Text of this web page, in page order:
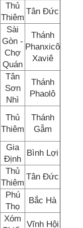
Thủ
Thiêm
Tân Đức
Sài
Gòn -
Chợ
Quán
Thánh
Phanxicô
Xaviê
Tân
Sơn
Nhì
Thánh
Phaolô
Thủ
Thiêm
Thánh
Gẫm
Gia
Định
Bình Lợi
Thủ
Thiêm
Tân Đức
Phú
Thọ
Bắc Hà
Xóm
Vĩnh Hội